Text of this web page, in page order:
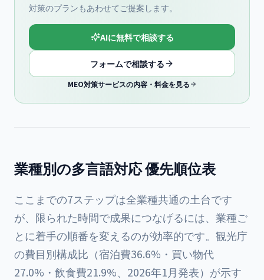
対策のプランもあわせてご提案します。
AIに無料で相談する
フォームで相談する
MEO対策サービスの内容・料金を見る
業種別の多言語対応 優先順位表
ここまでの7ステップは全業種共通の土台です
が、限られた時間で成果につなげるには、業種ご
とに着手の順番を変えるのが効率的です。観光庁
の費目別構成比（宿泊費36.6%・買い物代
27.0%・飲食費21.9%、2026年1月発表）が示す